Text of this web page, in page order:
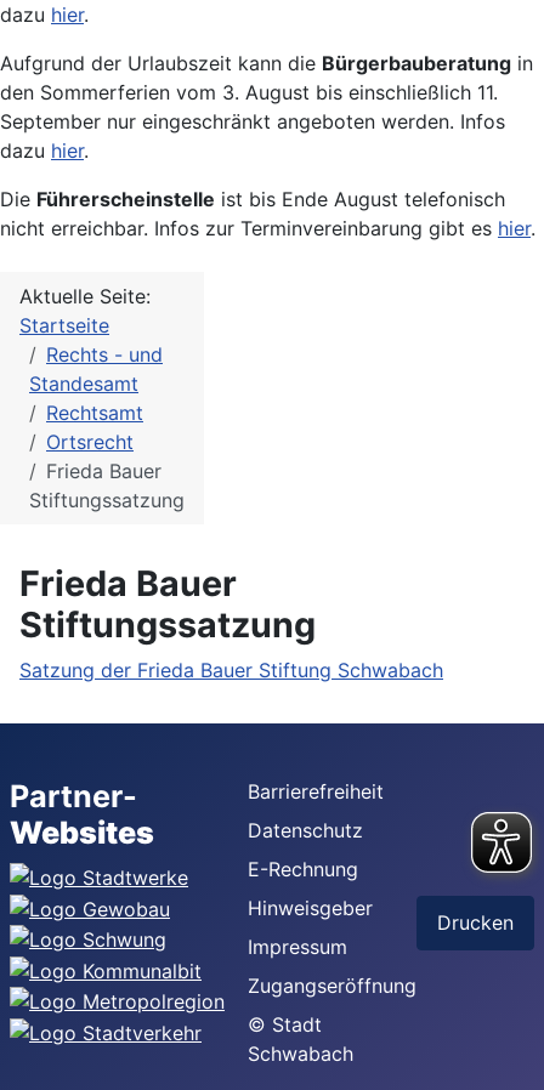
dazu hier.
Aufgrund der Urlaubszeit kann die Bürgerbauberatung in
den Sommerferien vom 3. August bis einschließlich 11.
September nur eingeschränkt angeboten werden. Infos
dazu hier.
Die Führerscheinstelle ist bis Ende August telefonisch
nicht erreichbar. Infos zur Terminvereinbarung gibt es hier.
Aktuelle Seite:
Startseite
Rechts - und
Standesamt
Rechtsamt
Ortsrecht
Frieda Bauer
Stiftungssatzung
Frieda Bauer
Stiftungssatzung
Satzung der Frieda Bauer Stiftung Schwabach
Partner-
Websites
Barrierefreiheit
Datenschutz
E-Rechnung
Hinweisgeber
Impressum
Zugangseröffnung
© Stadt
Schwabach
Drucken